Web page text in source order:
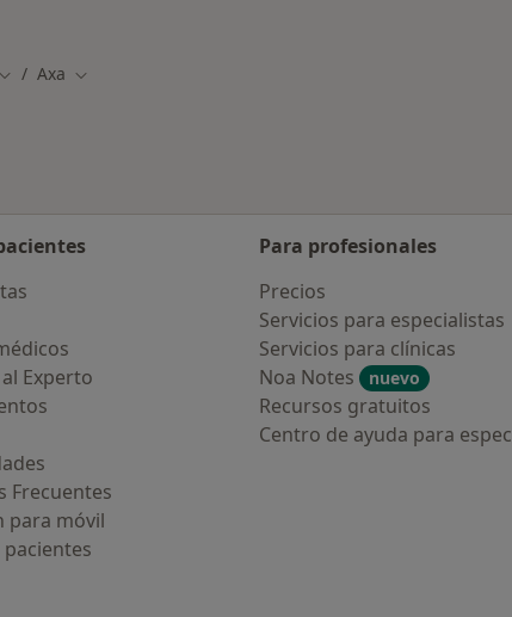
Cambiar de ciudad
Axa Cambiar de ciudad
Experto
Frecuentes
para móvil
Para profesionales
Precios
Servicios para especialistas
Servicios para clínicas
Noa Notes
nuevo
Recursos gratuitos
Centro de ayuda para